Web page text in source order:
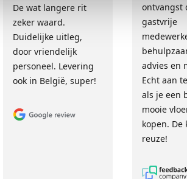
De wat langere rit
zeker waard.
Duidelijke uitleg,
door vriendelijk
personeel. Levering
ook in België, super!
ontvangst
gastvrije
advies en
Echt aan
als je een
mooie
kopen. De
reuze!